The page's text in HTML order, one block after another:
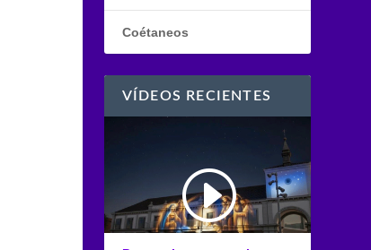
Coétaneos
VÍDEOS RECIENTES